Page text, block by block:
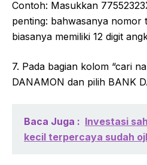
Contoh: Masukkan
penting: bahwasanya nomor
biasanya memiliki 12 digit
7. Pada bagian kolom “cari
DANAMON dan pilih BANK
Baca Juga : Investasi
kecil terpercaya sudah